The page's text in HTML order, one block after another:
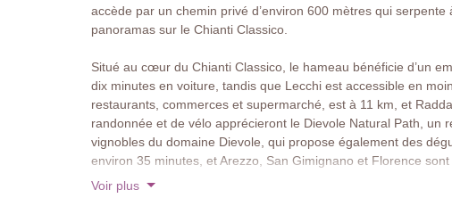
accède par un chemin privé d’environ 600 mètres qui
panoramas sur le Chianti Classico.
Situé au cœur du Chianti Classico, le hameau bénéficie d’un
dix minutes en voiture, tandis que Lecchi est accessible en
restaurants, commerces et supermarché, est à 11 km, et
randonnée et de vélo apprécieront le Dievole Natural Path,
vignobles du domaine Dievole, qui propose également des
environ 35 minutes, et Arezzo, San Gimignano et Florence
À propos de cette villa
Voir plus